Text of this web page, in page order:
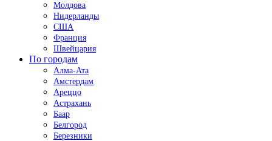
Молдова
Нидерланды
США
Франция
Швейцария
По городам
Алма-Ата
Амстердам
Ареццо
Астрахань
Баар
Белгород
Березники